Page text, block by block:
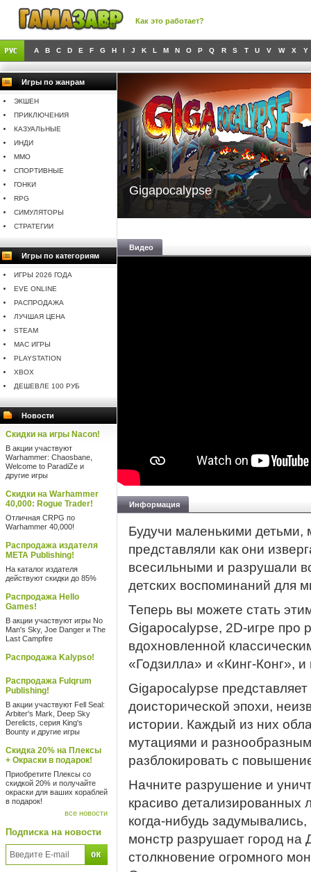
Как это работает?
A B C D E F G H I J K L M N O P Q R S T U V W X Y
Игры по жанрам
ЭКШЕН
ПРИКЛЮЧЕНИЯ
КАЗУАЛЬНЫЕ
ИНДИ
MMO
СПОРТИВНЫЕ
ГОНКИ
RPG
СИМУЛЯТОРЫ
СТРАТЕГИИ
Игры по категориям
ИГРЫ 2026 ГОДА
EVE ONLINE
РАСПРОДАЖА
ЛУЧШАЯ ЦЕНА
STEAM
MAC ИГРЫ
PLAYSTATION
XBOX
ДЕШЕВЛЕ 100 РУБ
Новости
Скидки на игры Nacon!
В акции участвуют
Warhammer: Chaosbane,
Welcome to ParadiZe и
другие игры
Скидки на Warhammer
40,000: Rogue Trader!
Отличная CRPG по
Warhammer 40,000!
Распродажа издателя
META Publishing!
На каталог издателя
действуют скидки до 85%
Распродажа Hello
Games!
В акции участвуют игры No
Man's Sky, Joe Danger и The
Last Campfire
Распродажа Kalypso!
Распродажа Fulqrum
Publishing!
В акции участвуют Fell Seal:
Arbiter's Mark, Deep Sky
Derelicts, серия King's
Bounty и другие игры
Скидка 20% на Плексы
+ Окраски в подарок!
Приобретите Плексы со
скидкой 20% и получайте
окраски для ваших кораблей
в подарок!
все новости
Подписка на новости
Gigapocalypse
Видео
Информация
Будучи маленькими
представляли как они
всесильными и разрушали
детских воспоминаний для
Теперь вы можете стать
Gigapocalypse, 2D-игре про
вдохновленной
«Годзилла» и «Кинг-Конг»,
Gigapocalypse
доисторической эпохи,
истории. Каждый из них
мутациями и
разблокировать с
Начните разрушение и
красиво детализированных
когда-нибудь задумывались,
монстр разрушает город на
столкновение огромного